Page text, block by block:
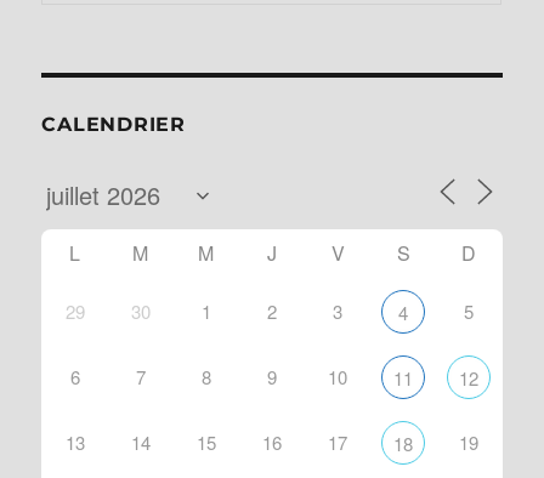
CALENDRIER
L M M J V S D
29 30 1 2 3 4 5
6 7 8 9 10 11 12
13 14 15 16 17 18 19